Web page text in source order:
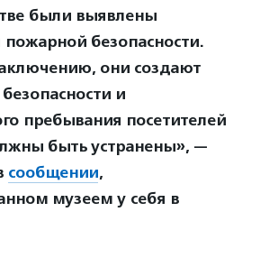
были выявлены
безопасности.
они создают
и
пребывания посетителей
быть устранены», —
сообщении,
музеем у себя в